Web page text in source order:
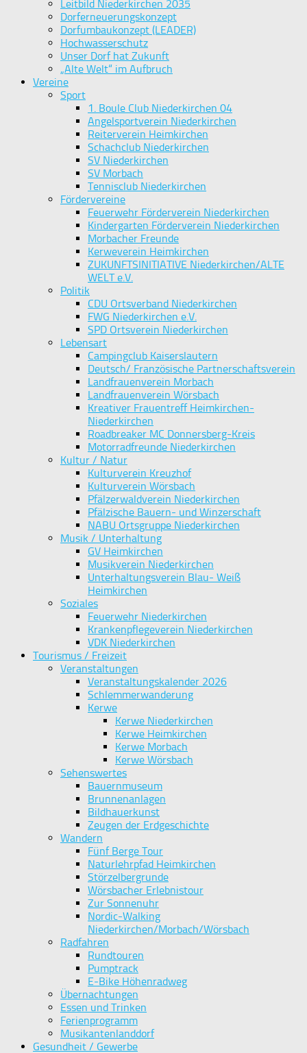
Leitbild Niederkirchen 2035
Dorferneuerungskonzept
Dorfumbaukonzept (LEADER)
Hochwasserschutz
Unser Dorf hat Zukunft
„Alte Welt“ im Aufbruch
Vereine
Sport
1. Boule Club Niederkirchen 04
Angelsportverein Niederkirchen
Reiterverein Heimkirchen
Schachclub Niederkirchen
SV Niederkirchen
SV Morbach
Tennisclub Niederkirchen
Fördervereine
Feuerwehr Förderverein Niederkirchen
Kindergarten Förderverein Niederkirchen
Morbacher Freunde
Kerweverein Heimkirchen
ZUKUNFTSINITIATIVE Niederkirchen/ALTE
WELT e.V.
Politik
CDU Ortsverband Niederkirchen
FWG Niederkirchen e.V.
SPD Ortsverein Niederkirchen
Lebensart
Campingclub Kaiserslautern
Deutsch/ Französische Partnerschaftsverein
Landfrauenverein Morbach
Landfrauenverein Wörsbach
Kreativer Frauentreff Heimkirchen-
Niederkirchen
Roadbreaker MC Donnersberg-Kreis
Motorradfreunde Niederkirchen
Kultur / Natur
Kulturverein Kreuzhof
Kulturverein Wörsbach
Pfälzerwaldverein Niederkirchen
Pfälzische Bauern- und Winzerschaft
NABU Ortsgruppe Niederkirchen
Musik / Unterhaltung
GV Heimkirchen
Musikverein Niederkirchen
Unterhaltungsverein Blau- Weiß
Heimkirchen
Soziales
Feuerwehr Niederkirchen
Krankenpflegeverein Niederkirchen
VDK Niederkirchen
Tourismus / Freizeit
Veranstaltungen
Veranstaltungskalender 2026
Schlemmerwanderung
Kerwe
Kerwe Niederkirchen
Kerwe Heimkirchen
Kerwe Morbach
Kerwe Wörsbach
Sehenswertes
Bauernmuseum
Brunnenanlagen
Bildhauerkunst
Zeugen der Erdgeschichte
Wandern
Fünf Berge Tour
Naturlehrpfad Heimkirchen
Störzelbergrunde
Wörsbacher Erlebnistour
Zur Sonnenuhr
Nordic-Walking
Niederkirchen/Morbach/Wörsbach
Radfahren
Rundtouren
Pumptrack
E-Bike Höhenradweg
Übernachtungen
Essen und Trinken
Ferienprogramm
Musikantenlanddorf
Gesundheit / Gewerbe